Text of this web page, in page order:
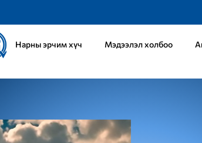
Нарны эрчим хүч Мэдээлэл холбоо